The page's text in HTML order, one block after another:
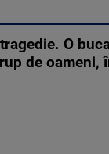
O
de oameni,